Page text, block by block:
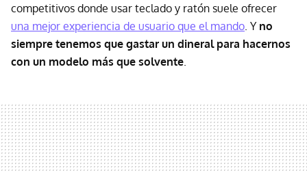
competitivos donde usar teclado y ratón suele ofrecer
una mejor experiencia de usuario que el mando . Y no
siempre tenemos que gastar un dineral para hacernos
con un modelo más que solvente